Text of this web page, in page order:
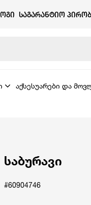
ᲡᲐᲒᲐᲠᲐᲜᲢᲘᲝ
აქსესუარები და
საბურავი
#60904746